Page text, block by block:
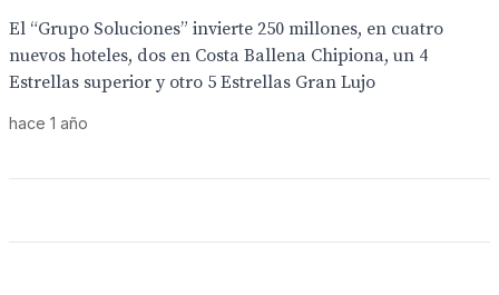
El “Grupo Soluciones” invierte 250 millones, en cuatro
nuevos hoteles, dos en Costa Ballena Chipiona, un 4
Estrellas superior y otro 5 Estrellas Gran Lujo
hace 1 año